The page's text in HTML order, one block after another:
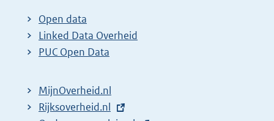
t
e
r
l
i
Open data
Linked Data Overheid
PUC Open Data
MijnOverheid.nl
E
Rijksoverheid.nl